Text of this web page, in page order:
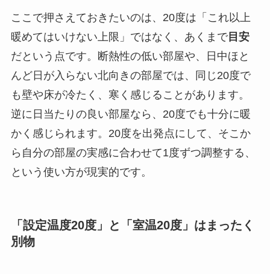
ここで押さえておきたいのは、20度は「これ以上
暖めてはいけない上限」ではなく、あくまで目安
だという点です。断熱性の低い部屋や、日中ほと
んど日が入らない北向きの部屋では、同じ20度で
も壁や床が冷たく、寒く感じることがあります。
逆に日当たりの良い部屋なら、20度でも十分に暖
かく感じられます。20度を出発点にして、そこか
ら自分の部屋の実感に合わせて1度ずつ調整する、
という使い方が現実的です。
「設定温度20度」と「室温20度」はまったく
別物